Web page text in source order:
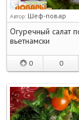
Автор: Шеф-повар
Огуречный салат
вьетнамски
0 0